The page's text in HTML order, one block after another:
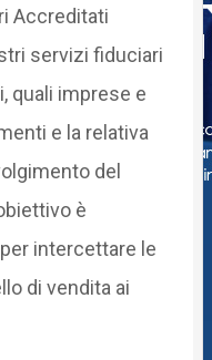
Accreditati
servizi fiduciari
quali imprese e
e la relativa
del
è
intercettare le
di vendita ai